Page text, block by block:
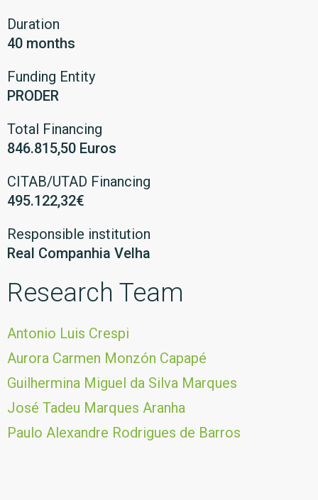
Duration
40 months
Funding Entity
PRODER
Total Financing
846.815,50 Euros
CITAB/UTAD Financing
495.122,32€
Responsible institution
Real Companhia Velha
Research Team
Antonio Luis Crespi
Aurora Carmen Monzón Capapé
Guilhermina Miguel da Silva Marques
José Tadeu Marques Aranha
Paulo Alexandre Rodrigues de Barros